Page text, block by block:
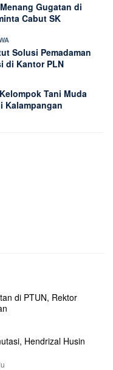
Gugatan di
Cabut SK
Solusi Pemadaman
di Kantor PLN
Tani Muda
Kalampangan
di PTUN, Rektor
Hendrizal Husin